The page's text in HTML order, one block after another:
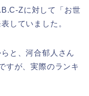
Zに対して「お世
していました。
と、河合郁人さん
すが、実際のランキ